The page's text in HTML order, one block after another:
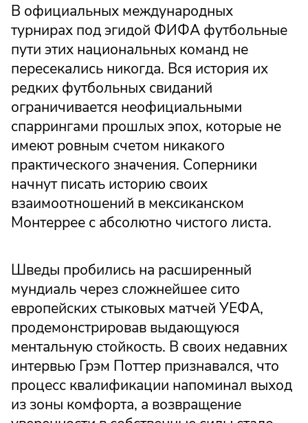
В официальных международных
турнирах под эгидой ФИФА футбольные
пути этих национальных команд не
пересекались никогда. Вся история их
редких футбольных свиданий
ограничивается неофициальными
спаррингами прошлых эпох, которые не
имеют ровным счетом никакого
практического значения. Соперники
начнут писать историю своих
взаимоотношений в мексиканском
Монтеррее с абсолютно чистого листа.
Шведы пробились на расширенный
мундиаль через сложнейшее сито
европейских стыковых матчей УЕФА,
продемонстрировав выдающуюся
ментальную стойкость. В своих недавних
интервью Грэм Поттер признавался, что
процесс квалификации напоминал выход
из зоны комфорта, а возвращение